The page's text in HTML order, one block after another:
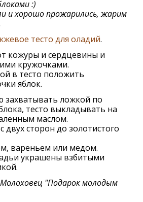
:)
и хорошо прожарились, жарим
тесто для оладий.
кожуры и сердцевины и
кружочками.
в тесто положить
яблок.
ложкой по
тесто выкладывать на
маслом.
сторон до золотистого
вареньем или медом.
украшены взбитыми
"Подарок молодым